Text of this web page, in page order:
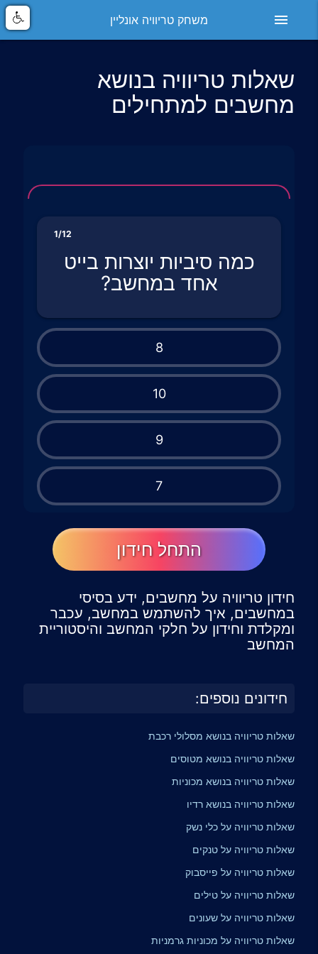
menu משחק טריוויה אונליין
שאלות טריוויה בנושא
מחשבים למתחילים
1/12
כמה סיביות יוצרות בייט
אחד במחשב?
8
10
9
7
התחל חידון
חידון טריוויה על מחשבים, ידע בסיסי
במחשבים, איך להשתמש במחשב, עכבר
ומקלדת וחידון על חלקי המחשב והיסטוריית
המחשב
חידונים נוספים:
שאלות טריוויה בנושא מסלולי רכבת
שאלות טריוויה בנושא מטוסים
שאלות טריוויה בנושא מכוניות
שאלות טריוויה בנושא רדיו
שאלות טריוויה על כלי נשק
שאלות טריוויה על טנקים
שאלות טריוויה על פייסבוק
שאלות טריוויה על טילים
שאלות טריוויה על שעונים
שאלות טריוויה על מכוניות גרמניות